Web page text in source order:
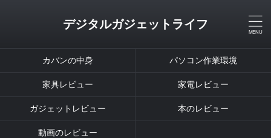
デジタルガジェットライフ
カバンの中身 パソコン作業環境
家具レビュー 家電レビュー
ガジェットレビュー 本のレビュー
動画のレビュー